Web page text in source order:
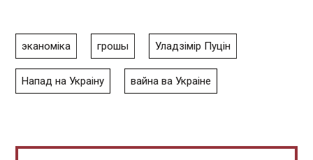
эканоміка грошы Уладзімір Пуцін
Напад на Украіну вайна ва Украіне